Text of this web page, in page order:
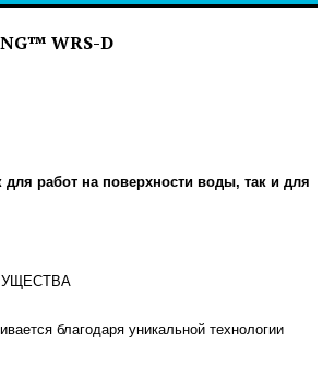
WRS-D
работ на поверхности воды, так и для
благодаря уникальной технологии